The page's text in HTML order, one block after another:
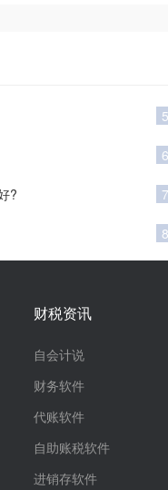
?
5
6
7
8
财税资讯
自会计说
财务软件
代账软件
自助账税软件
进销存软件